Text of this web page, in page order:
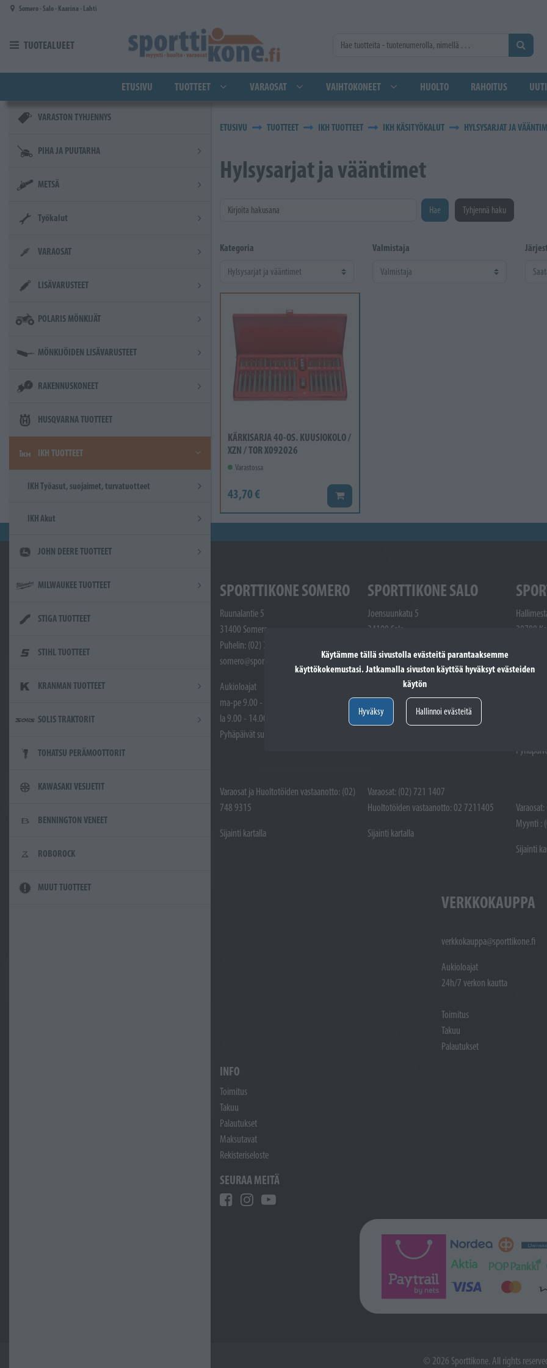
Käytämme tällä sivustolla evästeitä parantaaksemme
käyttökokemustasi. Jatkamalla sivuston käyttöä hyväksyt evästeiden
käytön
Hyväksy Hallinnoi evästeitä
Siirry pääsisältöön
Somero - Salo - Kaarina - Lahti
TUOTEALUEET
ETUSIVU TUOTTEET VARAOSAT VAIHTOKONEET HUOLTO RAHOITUS
VARASTON TYHJENNYS
PIHA JA PUUTARHA
METSÄ
Työkalut
VARAOSAT
LISÄVARUSTEET
POLARIS MÖNKIJÄT
MÖNKIJÖIDEN LISÄVARUSTEET
RAKENNUSKONEET
HUSQVARNA TUOTTEET
IKH TUOTTEET
IKH Työasut, suojaimet, turvatuotteet
IKH Akut
JOHN DEERE TUOTTEET
MILWAUKEE TUOTTEET
STIGA TUOTTEET
STIHL TUOTTEET
KRANMAN TUOTTEET
SOLIS TRAKTORIT
TOHATSU PERÄMOOTTORIT
KAWASAKI VESIJETIT
BENNINGTON VENEET
ROBOROCK
MUUT TUOTTEET
ETUSIVU TUOTTEET IKH TUOTTEET IKH KÄSITYÖKALUT HYLSYSARJAT JA
Hylsysarjat ja vääntimet
Kirjoita hakusana Hae Tyhjennä haku
Kategoria Valmistaja
KÄRKISARJA 40-OS. KUUSIOKOLO /
XZN / TOR X092026
Varastossa
43,70 € Lisää koriin
SPORTTIKONE SOMERO
Ruunalantie 5
31400 Somero
Puhelin: (02) 748 9300
somero@sporttikone.fi
Aukioloajat
ma-pe 9.00 - 17.00
la 9.00 - 14.00
Pyhäpäivät suljettuna
Varaosat ja Huoltotöiden vastaanotto: (02)
748 9315
Sijainti kartalla
SPORTTIKONE SALO
Joensuunkatu 5
24100 Salo
salo@sporttikone.fi
Aukioloajat
ma-pe 9.00 - 17.00
la 9.00 - 14.00
Varaosat: (02) 721 1407
Huoltotöiden vastaanotto: 02 7211405
Sijainti kartalla
20780
ma-pe
Myynti :
Sijainti
VERKKOKAUPPA
verkkokauppa@sporttikone.fi
Aukioloajat
24h/7 verkon kautta
Toimitus
Takuu
Palautukset
INFO
Toimitus
Takuu
Palautukset
Maksutavat
Rekisteriseloste
SEURAA MEITÄ
© 2026 Sporttikone. All rights